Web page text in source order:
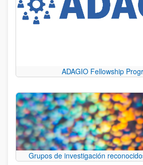
ADAGIO Fellowship
Grupos de investigación